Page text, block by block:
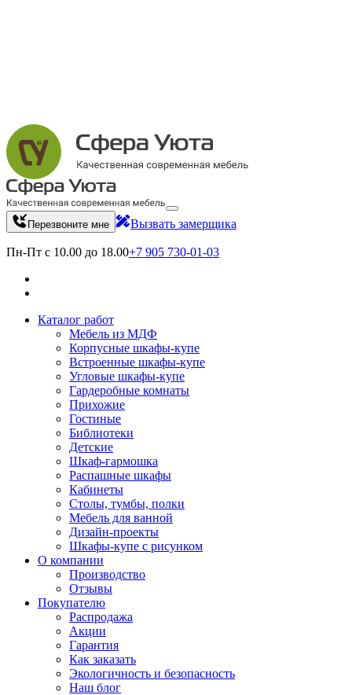
Перезвоните мне Вызвать замерщика
Пн-Пт с 10.00 до 18.00+7 905 730-01-03
Каталог работ
Мебель из МДФ
Корпусные шкафы-купе
Встроенные шкафы-купе
Угловые шкафы-купе
Гардеробные комнаты
Прихожие
Гостиные
Библиотеки
Детские
Шкаф-гармошка
Распашные шкафы
Кабинеты
Столы, тумбы, полки
Мебель для ванной
Дизайн-проекты
Шкафы-купе с рисунком
О компании
Производство
Отзывы
Покупателю
Распродажа
Акции
Гарантия
Как заказать
Экологичность и безопасность
Наш блог